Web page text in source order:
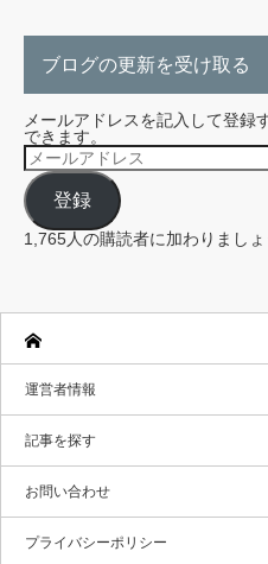
ブログの更新を受け取る
メールアドレスを記入して登録
できます。
メ
ー
ル
ア
ド
レ
ス
登録
1,765人の購読者に加わりましょ
運営者情報
記事を探す
お問い合わせ
プライバシーポリシー